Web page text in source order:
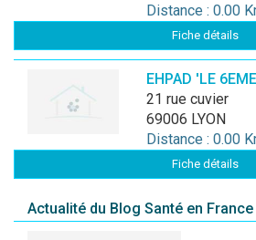
Distance : 0.00
Fiche détails
EHPAD 'LE
21 rue cuvier
69006 LYON
Distance : 0.00
Fiche détails
Actualité du Blog Santé en France